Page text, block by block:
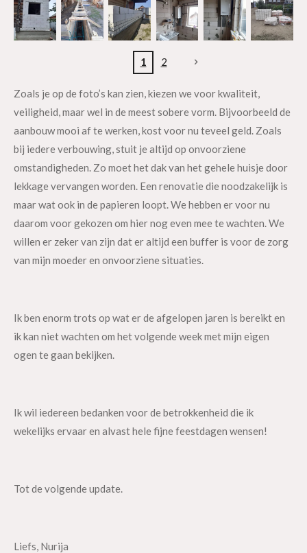
1 2
Zoals je op de foto’s kan zien, kiezen we voor kwaliteit,
veiligheid, maar wel in de meest sobere vorm. Bijvoorbeeld de
aanbouw mooi af te werken, kost voor nu teveel geld. Zoals
bij iedere verbouwing, stuit je altijd op onvoorziene
omstandigheden. Zo moet het dak van het gehele huisje door
lekkage vervangen worden. Een renovatie die noodzakelijk is
maar wat ook in de papieren loopt. We hebben er voor nu
daarom voor gekozen om hier nog even mee te wachten. We
willen er zeker van zijn dat er altijd een buffer is voor de zorg
van mijn moeder en onvoorziene situaties.
Ik ben enorm trots op wat er de afgelopen jaren is bereikt en
ik kan niet wachten om het volgende week met mijn eigen
ogen te gaan bekijken.
Ik wil iedereen bedanken voor de betrokkenheid die ik
wekelijks ervaar en alvast hele fijne feestdagen wensen!
Tot de volgende update.
Liefs, Nurija